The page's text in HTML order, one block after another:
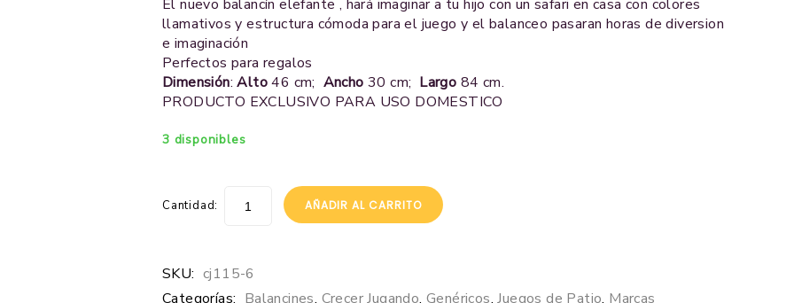
El nuevo balancín elefante , hará imaginar a tu hijo con un safari en casa con colores
llamativos y estructura cómoda para el juego y el balanceo pasaran horas de diversion
e imaginación
Perfectos para regalos
Dimensión:Alto46 cm; Ancho 30 cm; Largo 84 cm.
PRODUCTO EXCLUSIVO PARA USO DOMESTICO
3 disponibles
Cantidad: AÑADIR AL CARRITO
SKU: cj115-6
Categorías: Balancines, Crecer Jugando,Genéricos,Juegos de Patio, Marcas